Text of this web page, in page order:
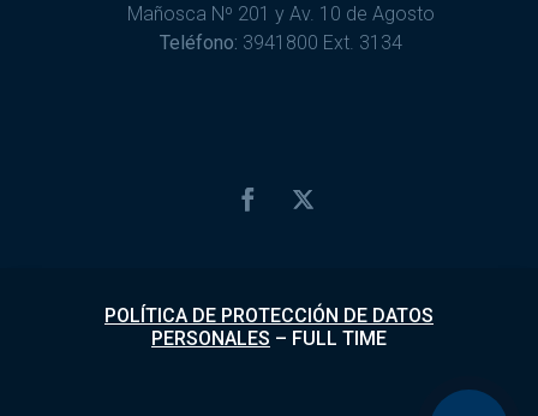
Mañosca Nº 201 y Av. 10 de Agosto
Teléfono: 3941800 Ext. 3134
POLÍTICA DE PROTECCIÓN DE DATOS
PERSONALES – FULL TIME